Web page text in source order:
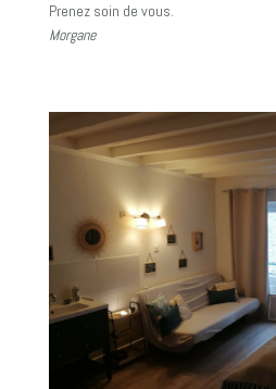
Prenez soin de vous.
Morgane